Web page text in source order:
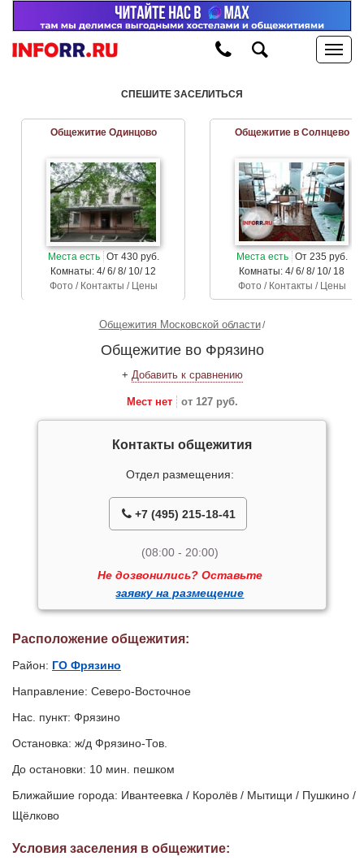
СПЕШИТЕ ЗАСЕЛИТЬСЯ
Общежитие Одинцово
Места есть От 430 руб.
Комнаты: 4/ 6/ 8/ 10/ 12
Фото / Контакты / Цены
Общежитие в Солнцево
Места есть От 235 руб.
Комнаты: 4/ 6/ 8/ 10/ 18
Фото / Контакты / Цены
Общежития Московской области
Общежитие во Фрязино
+ Добавить к сравнению
Мест нет от 127 руб.
Контакты общежития
Отдел размещения:
+7 (495) 215-18-41
(08:00 - 20:00)
Не дозвонились? Оставьте
заявку на размещение
Расположение общежития:
Район: ГО Фрязино
Направление: Северо-Восточное
Нас. пункт: Фрязино
Остановка: ж/д Фрязино-Тов.
До остановки: 10 мин. пешком
Ближайшие города: Ивантеевка / Королёв / Мытищи / Пушкино /
Щёлково
Условия заселения в общежитие: